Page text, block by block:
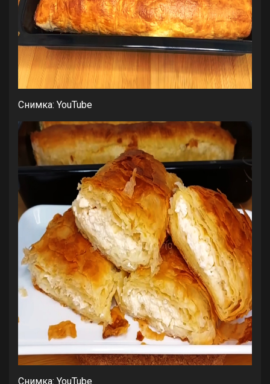
Снимка: YouTube
Снимка: YouTube